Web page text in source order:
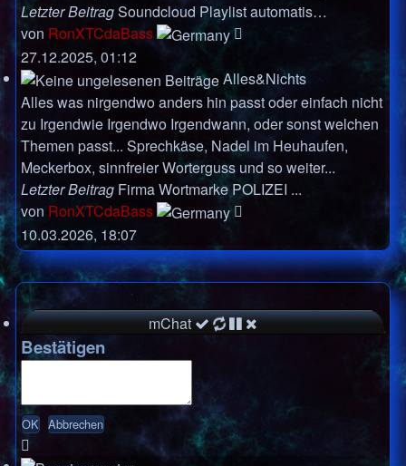
Letzter BeitragSoundcloud Playlist automatis…
von RonXTCdaBass
Neuester
Beitrag
27.12.2025, 01:12
Alles&Nichts
Alles was nirgendwo anders hin passt oder einfach nicht
zu Irgendwie Irgendwo Irgendwann, oder sonst welchen
Themen passt... Sprechkäse, Nadel im Heuhaufen,
Meckerbox, sinnfreier Worterguss und so weiter...
Letzter Beitrag Firma Wortmarke POLIZEI ...
von RonXTCdaBass
10.03.2026, 18:07
mChat
Bestätigen